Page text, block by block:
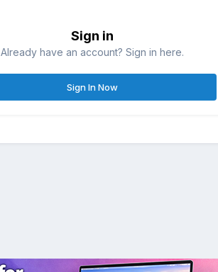
Sign in
Already have an account? Sign in here.
Sign In Now